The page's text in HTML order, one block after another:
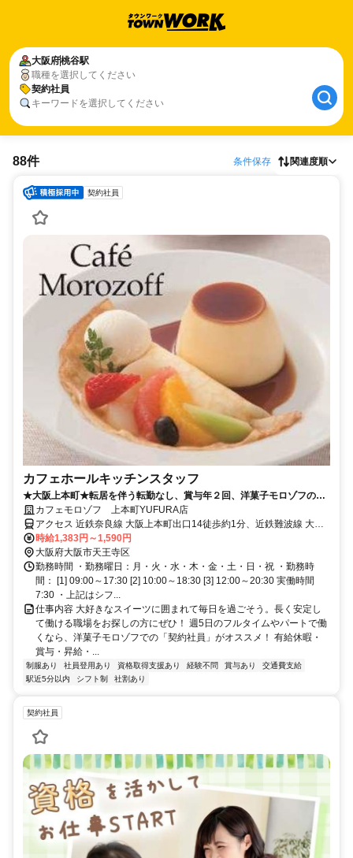
大阪府桃谷駅
職種を選択してください
契約社員
キーワードを選択してください
88件 条件保存 関連度順
契約社員
カフェホールキッチンスタッフ
★大阪上本町★転居を伴う転勤なし、賞与年２回、洋菓子モロゾフのカ
フェスタッフ
カフェモロゾフ 上本町YUFURA店
アクセス 近鉄奈良線 大阪上本町出口14徒歩約1分、近鉄難波線 大阪
上本町出口14徒歩約1分、近鉄大阪線 大阪上本町出口14徒歩約1分
時給1,383円～1,590円
大阪府大阪市天王寺区
勤務時間 ・勤務曜日：月・火・水・木・金・土・日・祝 ・勤務時
間： [1] 09:00～17:30 [2] 10:00～18:30 [3] 12:00～20:30 実働時間
7:30 ・上記はシフ...
仕事内容 大好きなスイーツに囲まれて毎日を過ごそう。長く安定し
て働ける職場をお探しの方にぜひ！ 週5日のフルタイムやパートで働
くなら、洋菓子モロゾフでの「契約社員」がオススメ！ 有給休暇・
賞与・昇給・...
制服あり 社員登用あり 資格取得支援あり 経験不問 賞与あり
交通費支給
駅近5分以内
シフト制 社割あり
契約社員